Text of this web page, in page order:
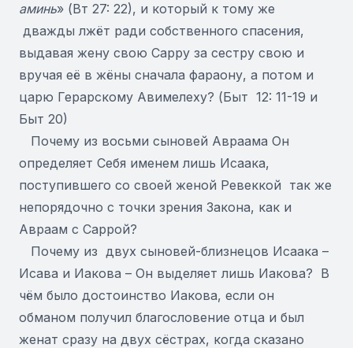
аминь» (Вт 27: 22), и который к тому же
дважды лжёт ради собственного спасения,
выдавая жену свою Сарру за сестру свою и
вручая её в жёны сначала фараону, а потом и
царю Герарскому Авимелеху? (Быт 12: 11-19 и
Быт 20)
Почему из восьми сыновей Авраама Он
определяет Себя именем лишь Исаака,
поступившего со своей женой Ревеккой так же
непорядочно с точки зрения Закона, как и
Авраам с Саррой?
Почему из двух сыновей-близнецов Исаака –
Исава и Иакова – Он выделяет лишь Иакова? В
чём было достоинство Иакова, если он
обманом получил благословение отца и был
женат сразу на двух сёстрах, когда сказано